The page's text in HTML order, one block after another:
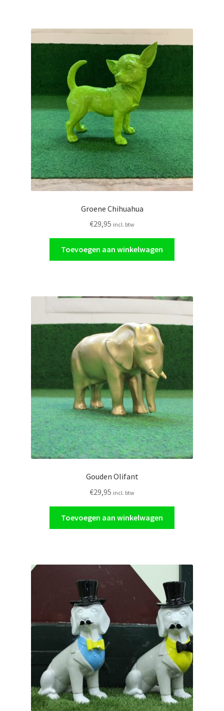
Groene Chihuahua
€29,95 incl. btw
Toevoegen aan winkelwagen
Gouden Olifant
€29,95 incl. btw
Toevoegen aan winkelwagen